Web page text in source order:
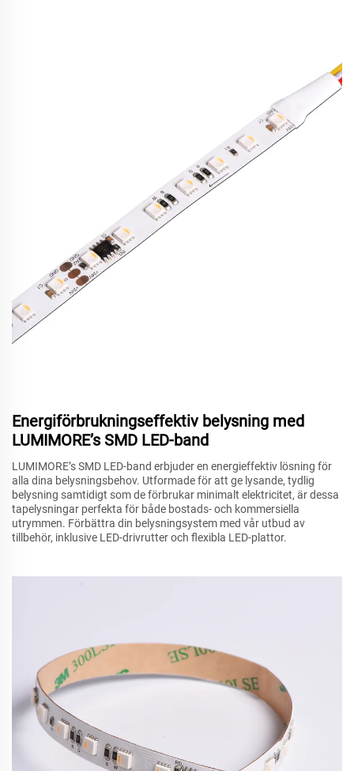
Energiförbrukningseffektiv belysning med
LUMIMORE’s SMD LED-band
LUMIMORE’s SMD LED-band erbjuder en energieffektiv lösning för
alla dina belysningsbehov. Utformade för att ge lysande, tydlig
belysning samtidigt som de förbrukar minimalt elektricitet, är dessa
tapelysningar perfekta för både bostads- och kommersiella
utrymmen. Förbättra din belysningsystem med vår utbud av
tillbehör, inklusive LED-drivrutter och flexibla LED-plattor.